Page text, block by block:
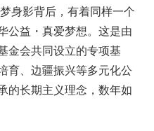
身影背后，有着同样一个
益・真爱梦想。这是由
金会共同设立的专项基
育、边疆振兴等多元化公
的长期主义理念，数年如